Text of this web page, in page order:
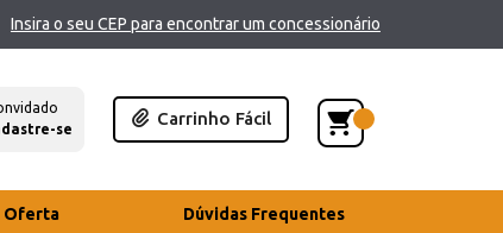
Insira o seu CEP para encontrar um concessionário
se
Carrinho Fácil
Oferta Dúvidas Frequentes